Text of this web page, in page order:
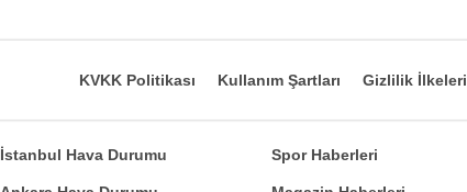
KVKK Politikası Kullanım Şartları Gizlilik İlkeleri
İstanbul Hava Durumu Spor Haberleri